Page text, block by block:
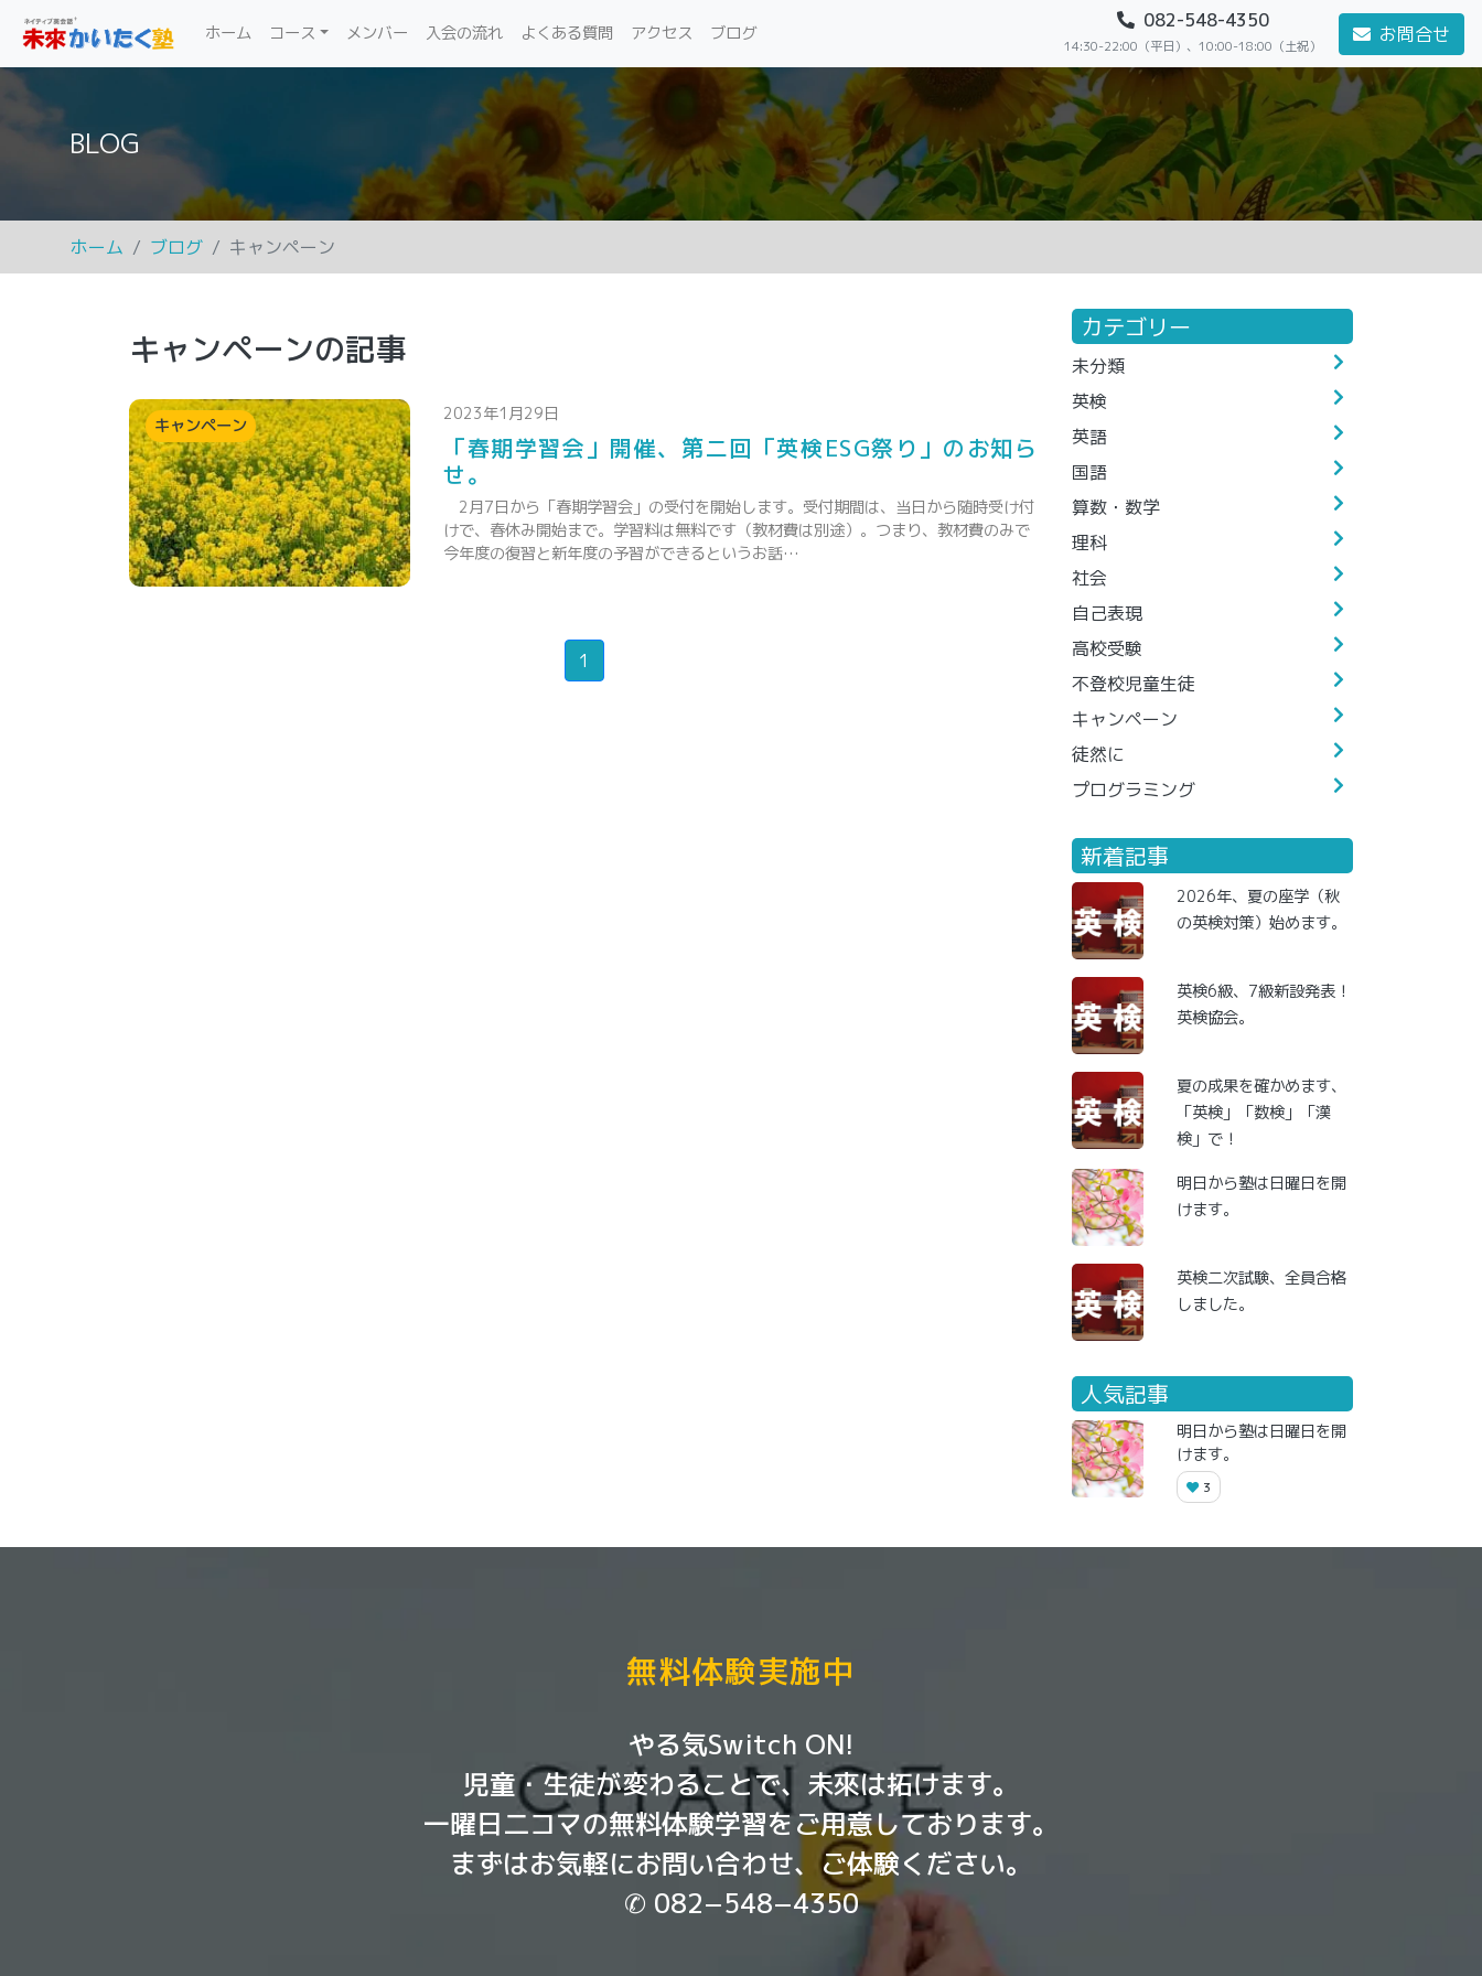
ホーム(current)
コース メンバー 入会の流れ よくある質問 アクセス ブログ
082-548-4350
14:30-22:00（平日）、10:00-18:00（土祝）
お問合せ
BLOG
ホーム ブログ キャンペーン
キャンペーンの記事
キャンペーン
2023年1月29日
「春期学習会」開催、第二回「英検ESG祭り」のお知ら
せ。
2月7日から「春期学習会」の受付を開始します。受付期間は、当日から随時受け付
けで、春休み開始まで。学習料は無料です（教材費は別途）。つまり、教材費のみで
今年度の復習と新年度の予習ができるというお話…
1
カテゴリー
未分類
英検
英語
国語
算数・数学
理科
社会
自己表現
高校受験
不登校児童生徒
キャンペーン
徒然に
プログラミング
新着記事
2026年、夏の座学（秋
の英検対策）始めます。
英検6級、7級新設発表！
英検協会。
夏の成果を確かめます、
「英検」「数検」「漢
検」で！
明日から塾は日曜日を開
けます。
英検二次試験、全員合格
しました。
人気記事
明日から塾は日曜日を開
けます。
3
無料体験実施中
やる気Switch ON!
児童・生徒が変わることで、未來は拓けます。
一曜日二コマの無料体験学習をご用意しております。
まずはお気軽にお問い合わせ、ご体験ください。
✆ 082−548−4350